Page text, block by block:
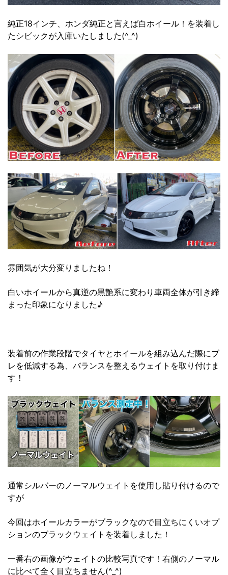
純正18インチ、ホンダ純正と言えば白ホイール！を装着し
たシビックが入庫いたしました(^_^)
雰囲気が大分変りましたね！
白いホイールから真逆の黒艶系に変わり車両全体が引き締
まった印象になりました♪
装着前の作業段階でタイヤとホイールを組み込んだ際にブ
レを低減する為、バランスを整えるウェイトを取り付けま
す！
通常シルバーのノーマルウェイトを使用し貼り付けるので
すが
今回はホイールカラーがブラックなので目立ちにくいオプ
ションのブラックウェイトを装着しました！
一番右の画像がウェイトの比較写真です！右側のノーマル
に比べて全く目立ちません(^_^)